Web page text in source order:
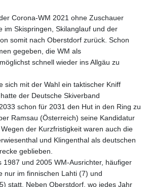
Corona-WM 2021 ohne Zuschauer
im Skispringen, Skilanglauf und der
somit nach Oberstdorf zurück. Schon
gegeben, die WM als
schnell wieder ins Allgäu zu
sich mit der Wahl ein taktischer Kniff
der Deutsche Skiverband
schon für 2031 den Hut in den Ring zu
Ramsau (Österreich) seine Kandidatur
der Kurzfristigkeit waren auch die
und Klingenthal als deutschen
geblieben.
1987 und 2005 WM-Ausrichter, häufiger
nur im finnischen Lahti (7) und
statt. Neben Oberstdorf, wo jedes Jahr